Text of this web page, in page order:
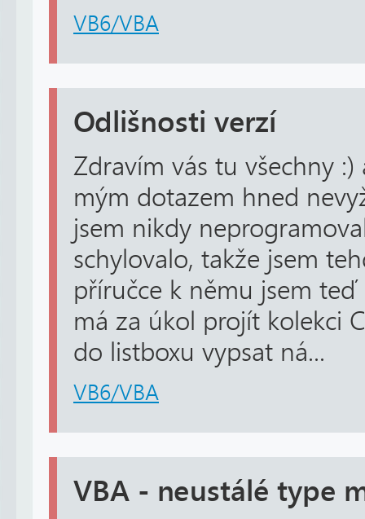
VB6/VBA
Odlišnosti verzí
Zdravím vás tu všechny
mým dotazem hned
jsem nikdy
schylovalo, takže jsem
příručce k němu jsem
má za úkol projít kolekci
do listboxu vypsat ná...
VB6/VBA
VBA - neustálé type